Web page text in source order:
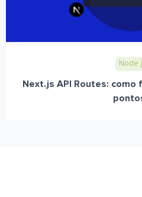
Next.js API Routes: como